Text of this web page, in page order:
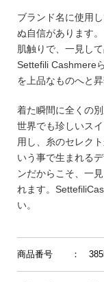
ブランド名に使用
ぬ自信があります
肌触りで、一見し
Settefili Cashmere
を上品なものへと
着た瞬間に全くの
世界でも珍しいス
用し、糸のセレク
いう事で生まれる
ンだからこそ、一
れます。
い。
商品番号 ：